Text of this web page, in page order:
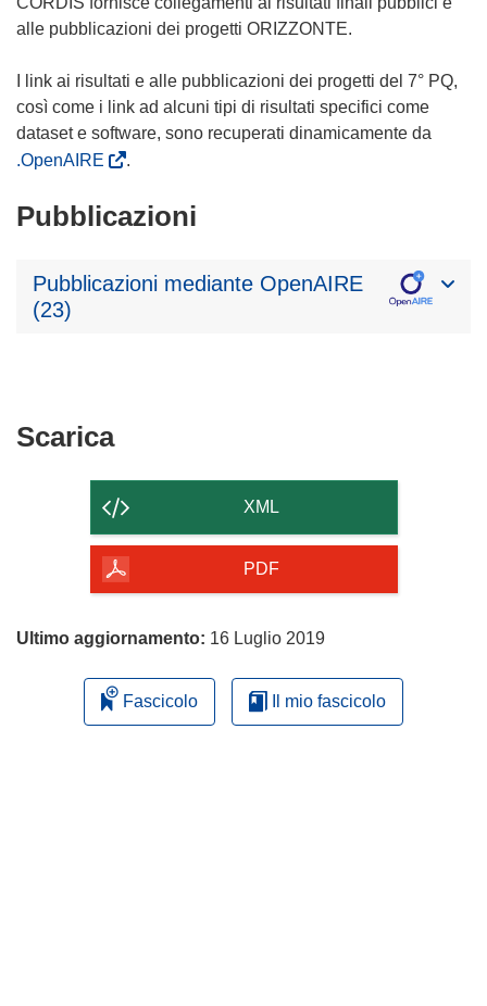
alle pubblicazioni dei progetti ORIZZONTE.
I link ai risultati e alle pubblicazioni dei progetti del 7° PQ,
così come i link ad alcuni tipi di risultati specifici come
dataset e software, sono recuperati dinamicamente da
.OpenAIRE
.
Pubblicazioni
Pubblicazioni mediante OpenAIRE
(23)
ScaricaScarica
contenuto
della
pagina
XML
PDF
Ultimo aggiornamento: 16 Luglio 2019
Fascicolo Il mio fascicolo